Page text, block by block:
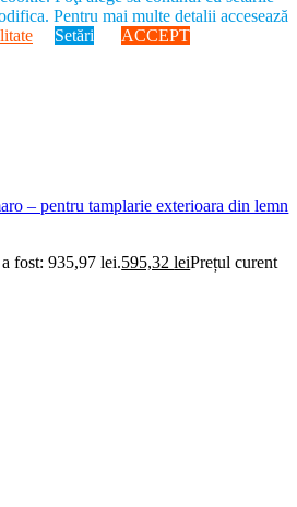
– pentru tamplarie exterioara din lemn
fost: 935,97 lei.595,32leiPrețul curent
Pentru mai multe detalii accesează
Setări ACCEPT